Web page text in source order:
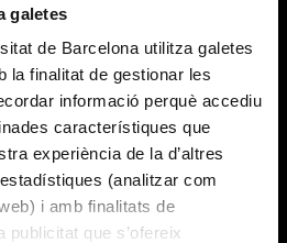
galetes
de Barcelona utilitza galetes
la finalitat de gestionar les
informació perquè accediu
característiques que
experiència de la d’altres
(analitzar com
i amb finalitats de
publicitat que s’ofereix